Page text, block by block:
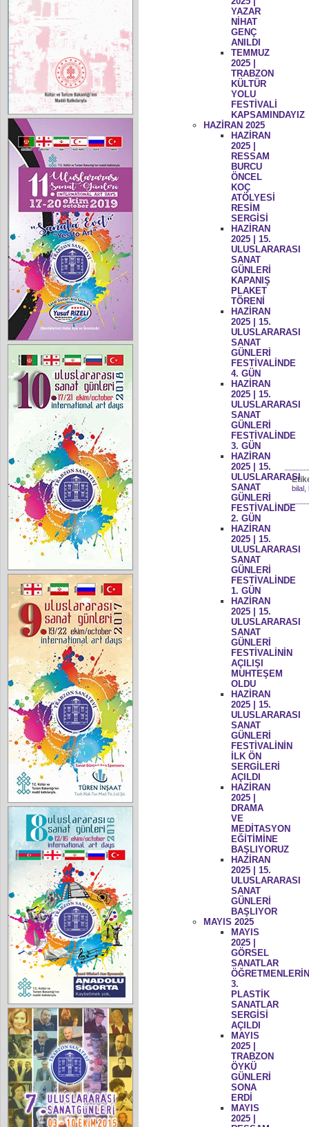
bilal,
YAZAR
NİHAT
GENÇ
ANILDI
TEMMUZ
2025 |
TRABZON
KÜLTÜR
YOLU
FESTİVALİ
KAPSAMINDAYIZ
HAZİRAN 2025
HAZİRAN
2025 |
RESSAM
BURCU
ÖNCEL
KOÇ
ATÖLYESİ
RESİM
SERGİSİ
HAZİRAN
2025 | 15.
ULUSLARARASI
SANAT
GÜNLERİ
KAPANIŞ
PLAKET
TÖRENİ
HAZİRAN
2025 | 15.
ULUSLARARASI
SANAT
GÜNLERİ
FESTİVALİNDE
4. GÜN
HAZİRAN
2025 | 15.
ULUSLARARASI
SANAT
GÜNLERİ
FESTİVALİNDE
3. GÜN
HAZİRAN
2025 | 15.
ULUSLARARASI
SANAT
GÜNLERİ
FESTİVALİNDE
2. GÜN
HAZİRAN
2025 | 15.
ULUSLARARASI
SANAT
GÜNLERİ
FESTİVALİNDE
1. GÜN
HAZİRAN
2025 | 15.
ULUSLARARASI
SANAT
GÜNLERİ
FESTİVALİNİN
AÇILIŞI
MUHTEŞEM
OLDU
HAZİRAN
2025 | 15.
ULUSLARARASI
SANAT
GÜNLERİ
FESTİVALİNİN
İLK ÖN
SERGİLERİ
AÇILDI
HAZİRAN
2025 |
DRAMA
VE
MEDİTASYON
EĞİTİMİNE
BAŞLIYORUZ
HAZİRAN
2025 | 15.
ULUSLARARASI
SANAT
GÜNLERİ
BAŞLIYOR
MAYIS 2025
MAYIS
2025 |
GÖRSEL
SANATLAR
3.
PLASTİK
SANATLAR
SERGİSİ
AÇILDI
MAYIS
2025 |
TRABZON
ÖYKÜ
GÜNLERİ
SONA
ERDİ
MAYIS
2025 |